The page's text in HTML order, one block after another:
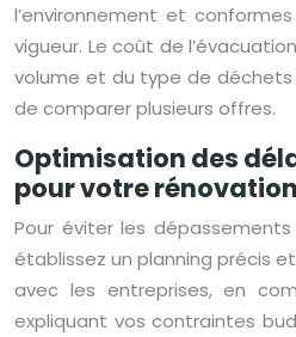
l’environnement et
vigueur. Le coût de
volume et du type de
de comparer plusieurs offres.
Optimisation des
pour votre
Pour éviter les
établissez un planning précis
avec les entreprises, en
expliquant vos contraintes